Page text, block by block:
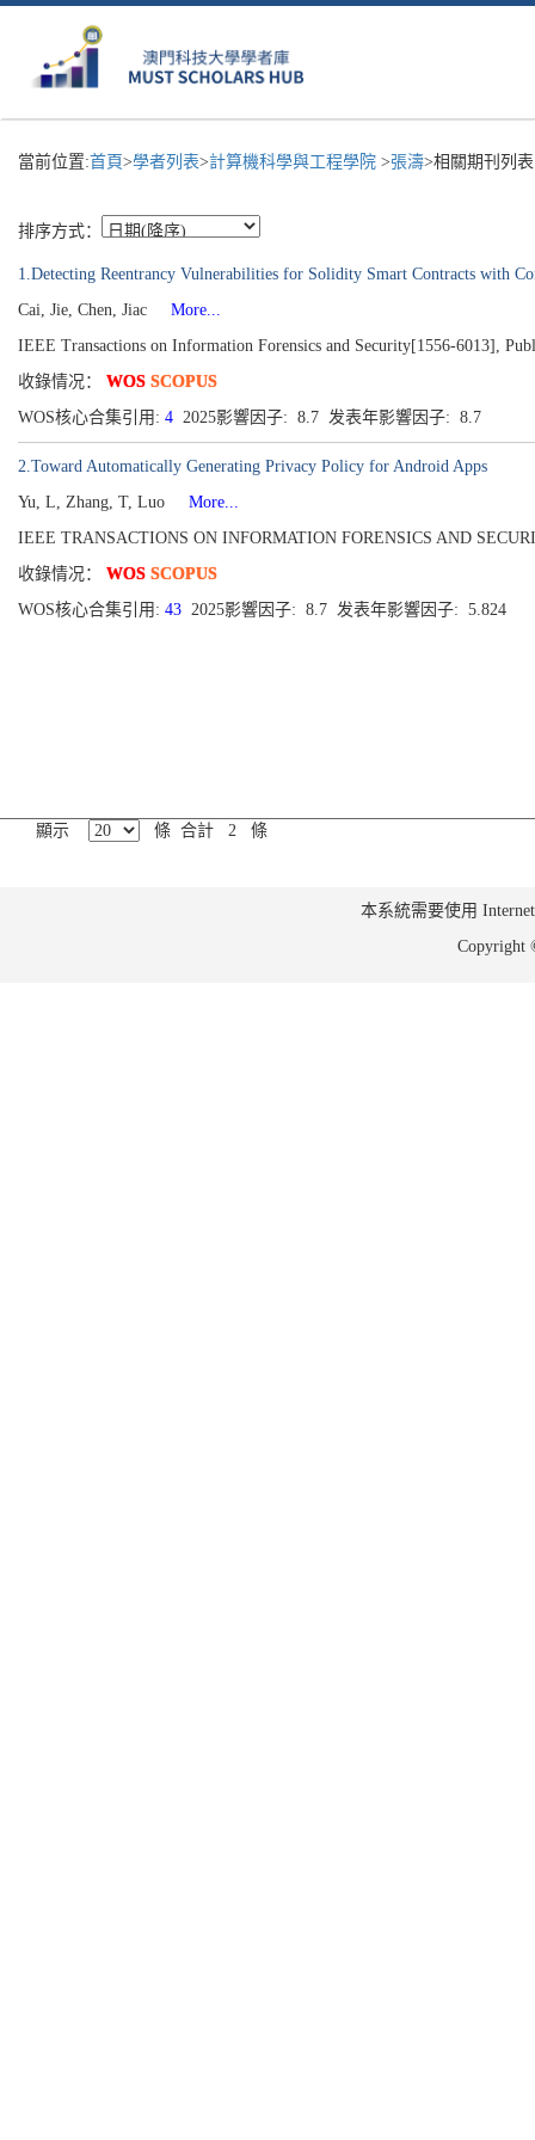
當前位置:首頁>學者列表>計算機科學與工程學院 >張濤>相關期刊列
排序方式：
1.Detecting Reentrancy Vulnerabilities for Solidity Smart Contracts with
Cai, Jie, Chen, Jiac
More...
IEEE Transactions on Information Forensics and Security[1556-6013],
收錄情况： WOS SCOPUS
WOS核心合集引用: 4 2025影響因子: 8.7 发表年影響因子: 8.7
2.Toward Automatically Generating Privacy Policy for Android Apps
Yu, L, Zhang, T, Luo
More...
IEEE TRANSACTIONS ON INFORMATION FORENSICS AND
收錄情况： WOS SCOPUS
WOS核心合集引用: 43 2025影響因子: 8.7 发表年影響因子: 5.824
顯示 條 合計 2 條
本系統需要使用
Copyright